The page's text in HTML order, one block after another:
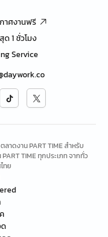
าศงานฟรี
ด 1 ชั่วโมง
Service
าดงาน PART TIME สำหรับ
TIME ทุกประเภท จากทั่ว
ทย